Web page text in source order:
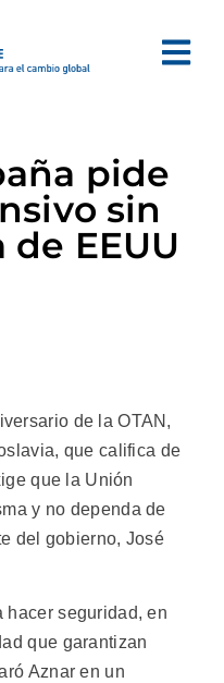
pide
sin
EEUU
de la OTAN,
que califica de
que la Unión
y no dependa de
del gobierno, José
hacer seguridad, en
que garantizan
Aznar en un